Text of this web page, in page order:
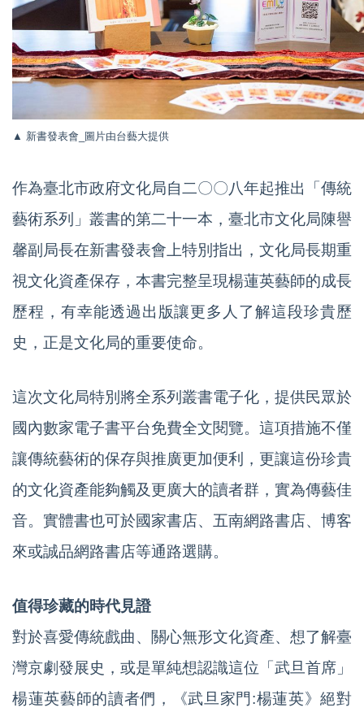
▲ 新書發表會 _圖片由台藝大提供
作為臺北市政府文化局自二〇〇八年起推出「傳統
藝術系列」叢書的第二十一本，臺北市文化局陳譽
馨副局長在新書發表會上特別指出，文化局長期重
視文化資產保存，本書完整呈現楊蓮英藝師的成長
歷程，有幸能透過出版讓更多人了解這段珍貴歷
史，正是文化局的重要使命。
這次文化局特別將全系列叢書電子化，提供民眾於
國內數家電子書平台免費全文閱覽。這項措施不僅
讓傳統藝術的保存與推廣更加便利，更讓這份珍貴
的文化資產能夠觸及更廣大的讀者群，實為傳藝佳
音。實體書也可於國家書店、五南網路書店、博客
來或誠品網路書店等通路選購。
值得珍藏的時代見證
對於喜愛傳統戲曲、關心無形文化資產、想了解臺
灣京劇發展史，或是單純想認識這位「武旦首席」
楊蓮英藝師的讀者們，《武旦家門:楊蓮英》絕對